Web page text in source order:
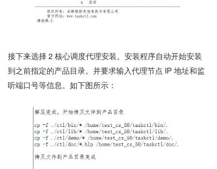
接下来选择 2 核心调度代理安装。安装程序自动开始安装
到之前指定的产品目录。并要求输入代理节点 IP 地址和监
听端口号等信息。如下图所示：